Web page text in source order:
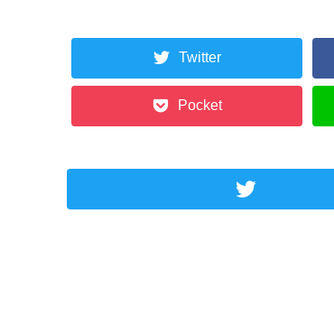
Twitter
Pocket